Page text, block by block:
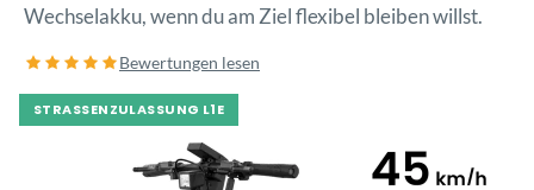
Wechselakku, wenn du am Ziel flexibel bleiben willst.
Bewertungen lesen
STRASSENZULASSUNG L1E